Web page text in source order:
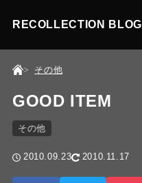
RECOLLECTION BLOG
その他
GOOD ITEM
その他
2010.09.23 2010.11.17